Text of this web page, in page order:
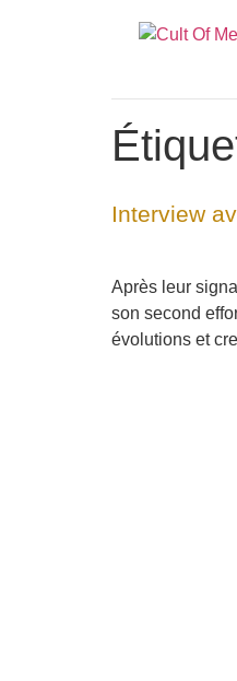
Interview
Après leur
son second
évolutions et